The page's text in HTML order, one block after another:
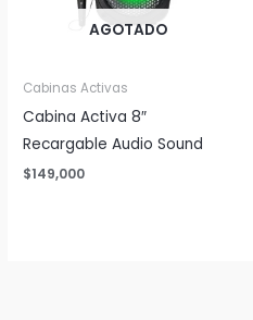
AGOTADO
Cabinas Activas
Cabina Activa 8″
Recargable Audio Sound
$149,000